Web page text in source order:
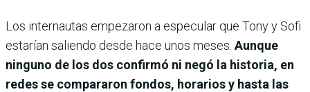
Los internautas empezaron a especular que Tony y Sofi
estarían saliendo desde hace unos meses. Aunque
ninguno de los dos confirmó ni negó la historia, en
redes se compararon fondos, horarios y hasta las